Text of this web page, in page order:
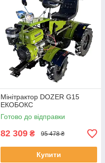
Мінітрактор DOZER G15
ЕКОБОКС
Готово до відправки
82 309 ₴ 95 478 ₴
Купити